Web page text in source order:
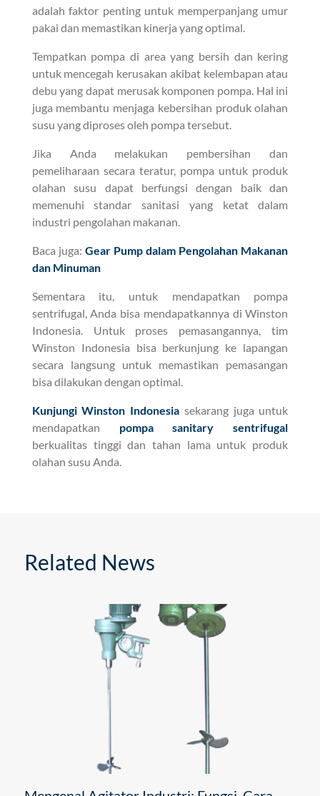
adalah faktor penting untuk memperpanjang umur
pakai dan memastikan kinerja yang optimal.
Tempatkan pompa di area yang bersih dan kering
untuk mencegah kerusakan akibat kelembapan atau
debu yang dapat merusak komponen pompa. Hal ini
juga membantu menjaga kebersihan produk olahan
susu yang diproses oleh pompa tersebut.
Jika Anda melakukan pembersihan dan
pemeliharaan secara teratur, pompa untuk produk
olahan susu dapat berfungsi dengan baik dan
memenuhi standar sanitasi yang ketat dalam
industri pengolahan makanan.
Baca juga: Gear Pump dalam Pengolahan Makanan
dan Minuman
Sementara itu, untuk mendapatkan pompa
sentrifugal, Anda bisa mendapatkannya di Winston
Indonesia. Untuk proses pemasangannya, tim
Winston Indonesia bisa berkunjung ke lapangan
secara langsung untuk memastikan pemasangan
bisa dilakukan dengan optimal.
Kunjungi Winston Indonesia sekarang juga untuk
mendapatkan pompa sanitary sentrifugal
berkualitas tinggi dan tahan lama untuk produk
olahan susu Anda.
Related News